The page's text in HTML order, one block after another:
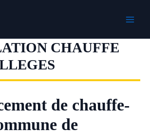
CHAUFFE
de chauffe-
de